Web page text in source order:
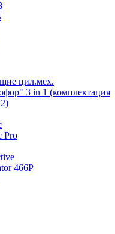
цил.мех.
3 in 1 (комплектация
Pro
466P